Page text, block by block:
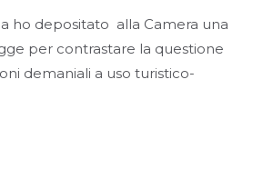
ho depositato alla Camera una
per contrastare la questione
demaniali a uso turistico-